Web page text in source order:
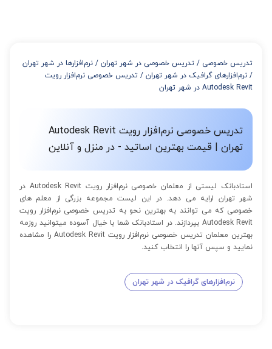
از 12 تا 15 جلسه: 7% تخفیف
از 16 تا 100 جلسه: 9% تخفیف
تدریس خصوصی / تدریس خصوصی در شهر تهران / نرم‌افزارها در شهر تهران
/ نرم‌افزارهای گرافیک در شهر تهران / تدریس خصوصی نرم‌افزار رویت
Autodesk Revit در شهر تهران
تدریس خصوصی نرم‌افزار رویت Autodesk Revit
تهران | قیمت بهترین اساتید - در منزل و آنلاین
استادبانک لیستی از معلمان خصوصی نرم‌افزار رویت Autodesk Revit در
شهر تهران ارایه می دهد. در این لیست مجموعه بزرگی از معلم های
خصوصی که می توانند به بهترین نحو به تدریس خصوصی نرم‌افزار رویت
Autodesk Revit بپردازند. در استادبانک شما با خیال آسوده میتوانید روزمه
بهترین معلمان تدریس خصوصی نرم‌افزار رویت Autodesk Revit را مشاهده
نمایید و سپس آنها را انتخاب کنید.
نرم‌افزارهای گرافیک در شهر تهران